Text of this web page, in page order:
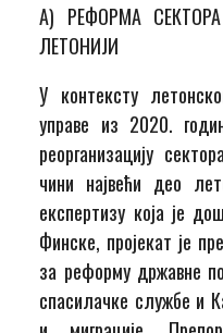
А) РЕФОРМА
ЛЕТОНИЈИ
У контексту
управе из 2020.
реорганизацију
чини највећи део
експертизу која је
Финске, пројекат је
за реформу државне
спасилачке службе и